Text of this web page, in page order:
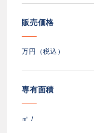
販売価格
万円（税込）
専有面積
㎡ /